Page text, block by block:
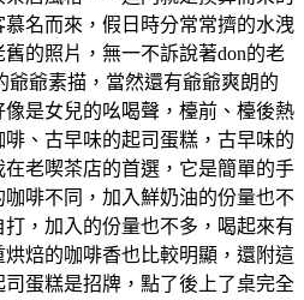
名而來，假日時分常常擠的水洩
的照片，無一不訴說著don的老
爺爺素描，當然還有爺爺爽朗的
是女兒的吆喝聲，檯前、檯後熱
、古早味的起司蛋糕，古早味的
老喫茶店的首選，它是簡單的手
啡不同，加入鮮奶油的份量也不
，加入的份量也不多，喝起來有
焙的咖啡香也比較明顯，還附這
蛋糕是招牌，點了後上了桌完全